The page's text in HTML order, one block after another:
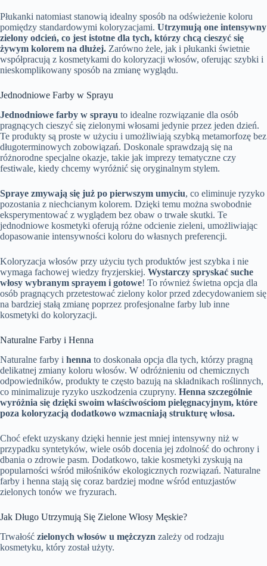
Płukanki natomiast stanowią idealny sposób na odświeżenie koloru
pomiędzy standardowymi koloryzacjami. Utrzymują one intensywny
zielony odcień, co jest istotne dla tych, którzy chcą cieszyć się
żywym kolorem na dłużej. Zarówno żele, jak i płukanki świetnie
współpracują z kosmetykami do koloryzacji włosów, oferując szybki i
nieskomplikowany sposób na zmianę wyglądu.
Jednodniowe Farby w Sprayu
Jednodniowe farby w sprayu to idealne rozwiązanie dla osób
pragnących cieszyć się zielonymi włosami jedynie przez jeden dzień.
Te produkty są proste w użyciu i umożliwiają szybką metamorfozę bez
długoterminowych zobowiązań. Doskonale sprawdzają się na
różnorodne specjalne okazje, takie jak imprezy tematyczne czy
festiwale, kiedy chcemy wyróżnić się oryginalnym stylem.
Spraye zmywają się już po pierwszym umyciu, co eliminuje ryzyko
pozostania z niechcianym kolorem. Dzięki temu można swobodnie
eksperymentować z wyglądem bez obaw o trwałe skutki. Te
jednodniowe kosmetyki oferują różne odcienie zieleni, umożliwiając
dopasowanie intensywności koloru do własnych preferencji.
Koloryzacja włosów przy użyciu tych produktów jest szybka i nie
wymaga fachowej wiedzy fryzjerskiej. Wystarczy spryskać suche
włosy wybranym sprayem i gotowe! To również świetna opcja dla
osób pragnących przetestować zielony kolor przed zdecydowaniem się
na bardziej stałą zmianę poprzez profesjonalne farby lub inne
kosmetyki do koloryzacji.
Naturalne Farby i Henna
Naturalne farby i henna to doskonała opcja dla tych, którzy pragną
delikatnej zmiany koloru włosów. W odróżnieniu od chemicznych
odpowiedników, produkty te często bazują na składnikach roślinnych,
co minimalizuje ryzyko uszkodzenia czupryny. Henna szczególnie
wyróżnia się dzięki swoim właściwościom pielęgnacyjnym, które
poza koloryzacją dodatkowo wzmacniają strukturę włosa.
Choć efekt uzyskany dzięki hennie jest mniej intensywny niż w
przypadku syntetyków, wiele osób docenia jej zdolność do ochrony i
dbania o zdrowie pasm. Dodatkowo, takie kosmetyki zyskują na
popularności wśród miłośników ekologicznych rozwiązań. Naturalne
farby i henna stają się coraz bardziej modne wśród entuzjastów
zielonych tonów we fryzurach.
Jak Długo Utrzymują Się Zielone Włosy Męskie?
Trwałość zielonych włosów u mężczyzn zależy od rodzaju
kosmetyku, który został użyty.